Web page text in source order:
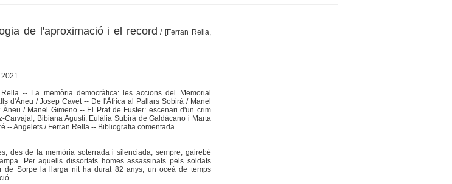
de l'aproximació i el record / [Ferran Rella,
-- La memòria democràtica: les accions del Memorial
d'Àneu / Josep Cavet -- De l'Àfrica al Pallars Sobirà / Manel
/ Manel Gimeno -- El Prat de Fuster: escenari d'un crim
Carvajal, Bibiana Agustí, Eulàlia Subirà de Galdàcano i Marta
-- Angelets / Ferran Rella -- Bibliografia comentada.
des de la memòria soterrada i silenciada, sempre, gairebé
Per aquells dissortats homes assassinats pels soldats
de Sorpe la llarga nit ha durat 82 anys, un oceà de temps